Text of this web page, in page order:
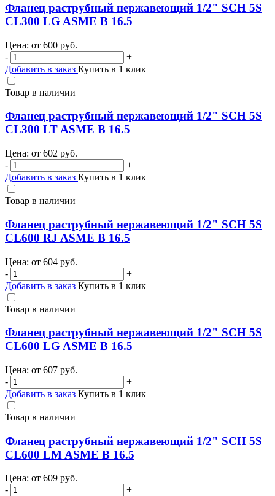
Фланец раструбный нержавеющий 1/2" SCH 5S
CL300 LG ASME B 16.5
Цена: от 600 руб.
-
+
Добавить в заказ Купить в 1 клик
Товар в наличии
Фланец раструбный нержавеющий 1/2" SCH 5S
CL300 LT ASME B 16.5
Цена: от 602 руб.
-
+
Добавить в заказ Купить в 1 клик
Товар в наличии
Фланец раструбный нержавеющий 1/2" SCH 5S
CL600 RJ ASME B 16.5
Цена: от 604 руб.
-
+
Добавить в заказ Купить в 1 клик
Товар в наличии
Фланец раструбный нержавеющий 1/2" SCH 5S
CL600 LG ASME B 16.5
Цена: от 607 руб.
-
+
Добавить в заказ Купить в 1 клик
Товар в наличии
Фланец раструбный нержавеющий 1/2" SCH 5S
CL600 LM ASME B 16.5
Цена: от 609 руб.
-
+